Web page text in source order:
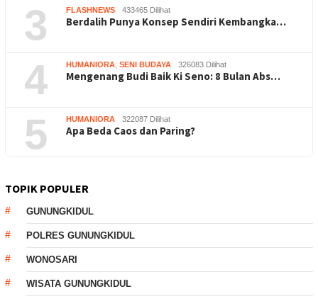
3 FLASHNEWS 433465 Dilihat
Berdalih Punya Konsep Sendiri Kembangka…
4 HUMANIORA SENI BUDAYA 326083 Dilihat
Mengenang Budi Baik Ki Seno: 8 Bulan Abs…
5 HUMANIORA 322087 Dilihat
Apa Beda Caos dan Paring?
TOPIK POPULER
GUNUNGKIDUL
POLRES GUNUNGKIDUL
WONOSARI
WISATA GUNUNGKIDUL